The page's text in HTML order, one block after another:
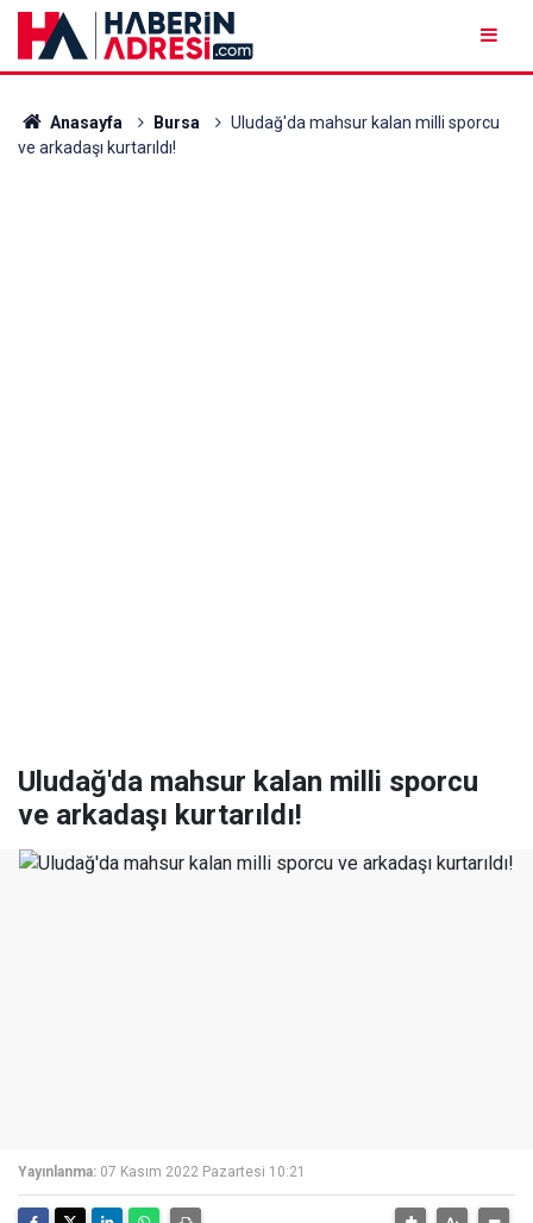
Anasayfa Bursa
Uludağ'da mahsur kalan milli sporcu
ve arkadaşı kurtarıldı!
Uludağ'da mahsur kalan milli sporcu
ve arkadaşı kurtarıldı!
Yayınlanma: 07 Kasım 2022 Pazartesi 10:21